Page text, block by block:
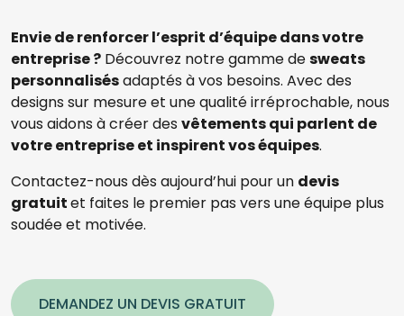
Envie de renforcer l’esprit d’équipe dans votre
entreprise ? Découvrez notre gamme desweats
personnalisésadaptés à vos besoins. Avec des
designs sur mesure et une qualité irréprochable, nous
vous aidons à créer des vêtements qui parlent de
votre entreprise et inspirent vos équipes.
Contactez-nous dès aujourd’hui pour un devis
gratuitet faites le premier pas vers une équipe plus
soudée et motivée.
DEMANDEZ UN DEVIS GRATUIT